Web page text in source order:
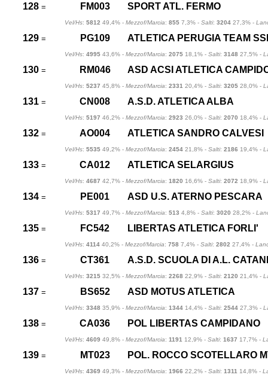
128 = FM003 SPORT ATL. FERMO
Vel/Hs: 5812 49,4% - Mezzof/Marcia: 855 7,3% - Salti: 3204 27,3% -
129 = PG109 ATLETICA PERUGIA TEAM
Vel/Hs: 4995 43,6% - Mezzof/Marcia: 2075 18,1% - Salti: 3148 27,5% -
130 = RM046 ASD ACSI ATLETICA
Vel/Hs: 5237 45,8% - Mezzof/Marcia: 2331 20,4% - Salti: 3205 28,0% -
131 = CN008 A.S.D. ATLETICA ALBA
Vel/Hs: 5197 46,2% - Mezzof/Marcia: 2923 26,0% - Salti: 2070 18,4% -
132 = AO004 ATLETICA SANDRO CALVESI
Vel/Hs: 5535 49,2% - Mezzof/Marcia: 2454 21,8% - Salti: 2186 19,4% -
133 = CA012 ATLETICA SELARGIUS
Vel/Hs: 4687 42,7% - Mezzof/Marcia: 1820 16,6% - Salti: 2072 18,9% -
134 = PE001 ASD U.S. ATERNO PESCARA
Vel/Hs: 5317 49,7% - Mezzof/Marcia: 513 4,8% - Salti: 3020 28,2% -
135 = FC542 LIBERTAS ATLETICA FORLI'
Vel/Hs: 4114 40,2% - Mezzof/Marcia: 758 7,4% - Salti: 2802 27,4% -
136 = CT361 A.S.D. SCUOLA DI A.L.
Vel/Hs: 3215 32,5% - Mezzof/Marcia: 2268 22,9% - Salti: 2120 21,4% -
137 = BS652 ASD MOTUS ATLETICA
Vel/Hs: 3348 35,9% - Mezzof/Marcia: 1344 14,4% - Salti: 2544 27,3% -
138 = CA036 POL LIBERTAS CAMPIDANO
Vel/Hs: 4609 49,8% - Mezzof/Marcia: 1191 12,9% - Salti: 1637 17,7% -
139 = MT023 POL. ROCCO SCOTELLARO
Vel/Hs: 4369 49,3% - Mezzof/Marcia: 1966 22,2% - Salti: 1311 14,8% -